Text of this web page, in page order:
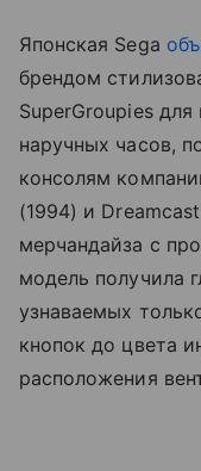
Японская Sega
брендом
SuperGroupies
наручных часов,
консолям
(1994) и
мерчандайза с
модель получила
узнаваемых
кнопок до цвета
расположения